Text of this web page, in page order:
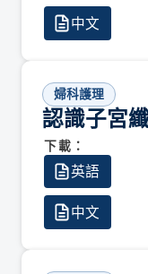
中文
婦科護理
認識子宮
下載：
英語
中文